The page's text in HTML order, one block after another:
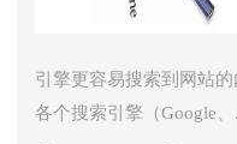
引擎更容易搜索到网站
各个搜索引擎（Google、